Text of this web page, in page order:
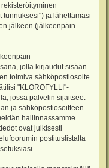
tunnuksesi") ja lähettämäsi
jälkeen (jälkeenpäin
jolla kirjaudut sisään
toimiva sähköpostiosoite
"KLOROFYLLI"-
jossa palvelin sijaitsee.
ja sähköpostiosoitteen
hallinnassamme.
ovat julkisesti
postituslistalta